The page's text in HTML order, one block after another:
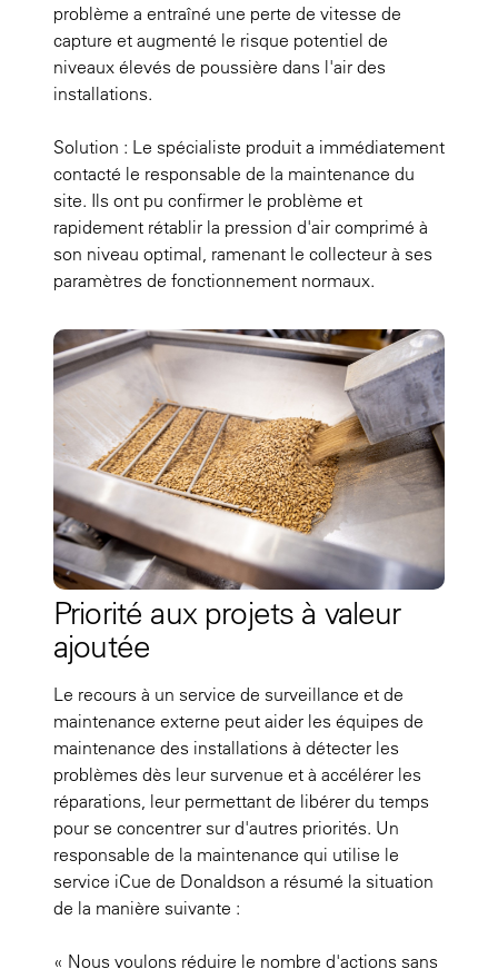
problème a entraîné une perte de vitesse de
capture et augmenté le risque potentiel de
niveaux élevés de poussière dans l'air des
installations.
Solution : Le spécialiste produit a immédiatement
contacté le responsable de la maintenance du
site. Ils ont pu confirmer le problème et
rapidement rétablir la pression d'air comprimé à
son niveau optimal, ramenant le collecteur à ses
paramètres de fonctionnement normaux.
Priorité aux projets à valeur
ajoutée
Le recours à un service de surveillance et de
maintenance externe peut aider les équipes de
maintenance des installations à détecter les
problèmes dès leur survenue et à accélérer les
réparations, leur permettant de libérer du temps
pour se concentrer sur d'autres priorités. Un
responsable de la maintenance qui utilise le
service iCue de Donaldson a résumé la situation
de la manière suivante :
« Nous voulons réduire le nombre d'actions sans